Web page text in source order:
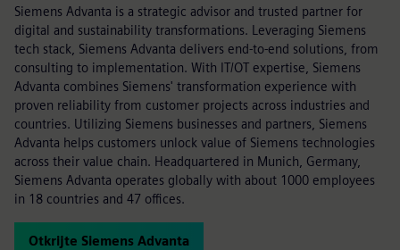
Siemens Advanta is a strategic advisor and trusted partner for
digital and sustainability transformations. Leveraging Siemens
tech stack, Siemens Advanta delivers end-to-end solutions, from
consulting to implementation. With IT/OT expertise, Siemens
Advanta combines Siemens' transformation experience with
proven reliability from customer projects across industries and
countries. Utilizing Siemens businesses and partners, Siemens
Advanta helps customers unlock value of Siemens technologies
across their value chain. Headquartered in Munich, Germany,
Siemens Advanta operates globally with about 1000 employees
in 18 countries and 47 offices.
Otkrijte Siemens Advanta